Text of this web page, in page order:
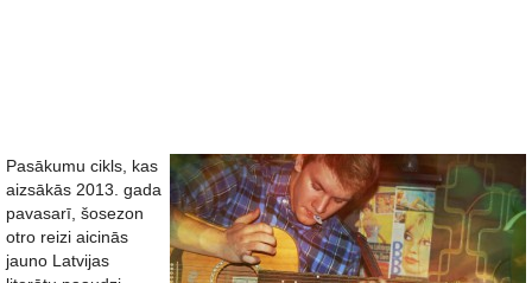
Pasākumu cikls, kas
aizsākās 2013. gada
pavasarī, šosezon
otro reizi aicinās
jauno Latvijas